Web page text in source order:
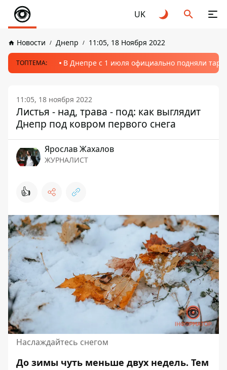
UK
Новости Днепр 11:05, 18 Ноября 2022
ТОПТЕМА: В Днепре с 1 июля официально подняли
11:05, 18 ноября 2022
Листья - над, трава - под: как выглядит
Днепр под ковром первого снега
Ярослав Жахалов
ЖУРНАЛИСТ
👍
Наслаждайтесь снегом
До зимы чуть меньше двух недель. Тем